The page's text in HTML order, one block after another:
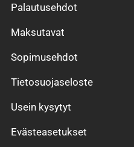
Palautusehdot
Maksutavat
Sopimusehdot
Tietosuojaseloste
Usein kysytyt
Evästeasetukset